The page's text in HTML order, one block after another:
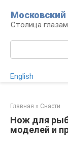
контенту
Московский
Столица
English
Главная » Снасти
Нож для
моделей и